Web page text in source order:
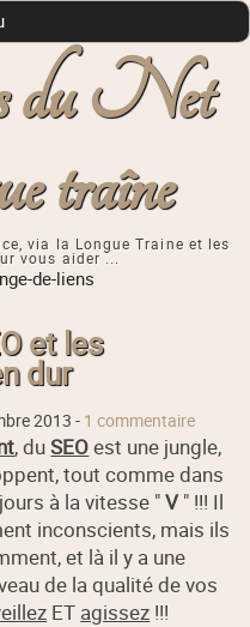
du Net
traîne
via la Longue Traine et les
vous aider ...
de-liens
et les
dur
2013 - 1 commentaire
, duSEOest une jungle,
tout comme dans
à la vitesse "V" !!! Il
inconscients, mais ils
et là il y a une
de la qualité de vos
ET agissez !!!